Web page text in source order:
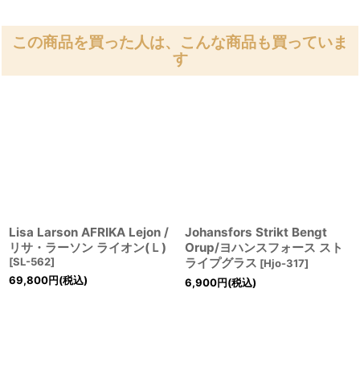
この商品を買った人は、こんな商品も買っていま
す
Lisa Larson AFRIKA Lejon /
リサ・ラーソン ライオン(Ｌ)
[SL-562]
69,800円(税込)
Johansfors Strikt Bengt
Orup/ヨハンスフォース スト
ライプグラス [Hjo-317]
6,900円(税込)